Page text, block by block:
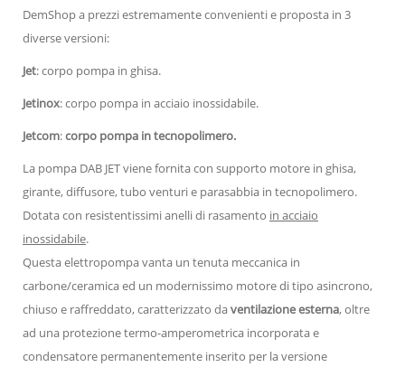
DemShop a prezzi estremamente convenienti e proposta in 3
diverse versioni:
Jet: corpo pompa in ghisa.
Jetinox: corpo pompa in acciaio inossidabile.
Jetcom:corpo pompa in tecnopolimero.
La pompa DAB JET viene fornita con supporto motore in ghisa,
girante, diffusore, tubo venturi e parasabbia in tecnopolimero.
Dotata con resistentissimi anelli di rasamento in acciaio
inossidabile.
Questa elettropompa vanta un tenuta meccanica in
carbone/ceramica ed un modernissimo motore di tipo asincrono,
chiuso e raffreddato, caratterizzato daventilazione esterna, oltre
ad una protezione termo-amperometrica incorporata e
condensatore permanentemente inserito per la versione